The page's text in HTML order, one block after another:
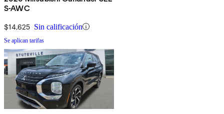
S-AWC
$14,625 Sin calificación
Se aplican tarifas